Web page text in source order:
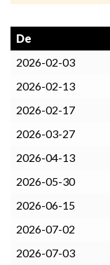
De
2026-02-03
2026-02-13
2026-02-17
2026-03-27
2026-04-13
2026-05-30
2026-06-15
2026-07-02
2026-07-03